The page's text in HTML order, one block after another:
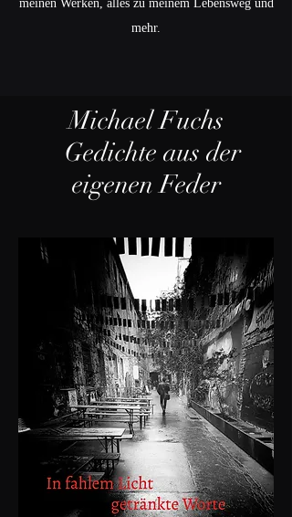
meinen Werken, alles zu meinem Lebensweg und
mehr.
Michael Fuchs
Gedichte aus der
eigenen Feder